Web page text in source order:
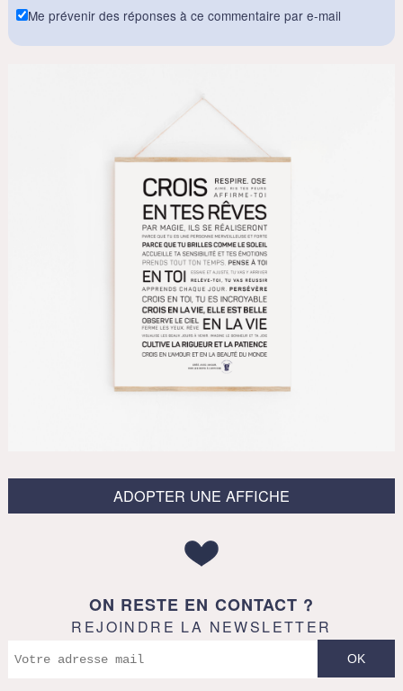
Me prévenir des réponses à ce commentaire par e-mail
ADOPTER UNE AFFICHE
ON RESTE EN CONTACT ?
REJOINDRE LA NEWSLETTER